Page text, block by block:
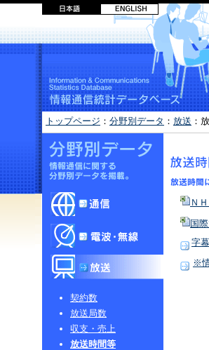
トップページ ： 分野別データ ： 放送 ：
契約数
放送局数
収支・売上
放送時間等
Ｎ
国
字
※